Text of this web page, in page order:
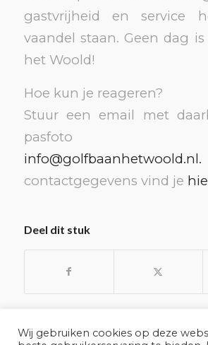
gastvrijheid en service
vaandel staan. Geen dag
het Woold!
Hoe kun je reageren?
Stuur een email met
pasfoto
info@golfbaanhetwoold.nl.
contactgegevens vind je
Deel dit stuk
Wij gebruiken cookies op deze